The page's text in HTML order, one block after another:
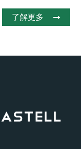
了解更多